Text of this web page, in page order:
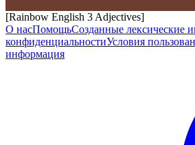
[Rainbow English 3 Adjectives]
О насПомощьСозданные лексические
конфиденциальностиУсловия
информация